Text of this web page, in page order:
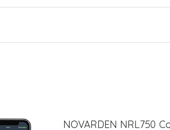
NOVARDEN NRL750